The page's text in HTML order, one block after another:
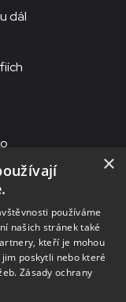
dál
62, 676 02
schránky: chjn2kd
×
používáme
našich stránek také
kteří je mohou
poskytli nebo které
Zásady ochrany